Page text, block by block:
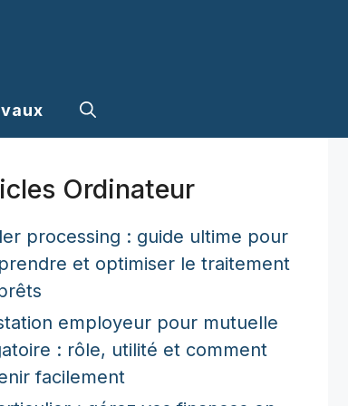
Ordinateur
processing : guide ultime pour
et optimiser le traitement
employeur pour mutuelle
: rôle, utilité et comment
facilement